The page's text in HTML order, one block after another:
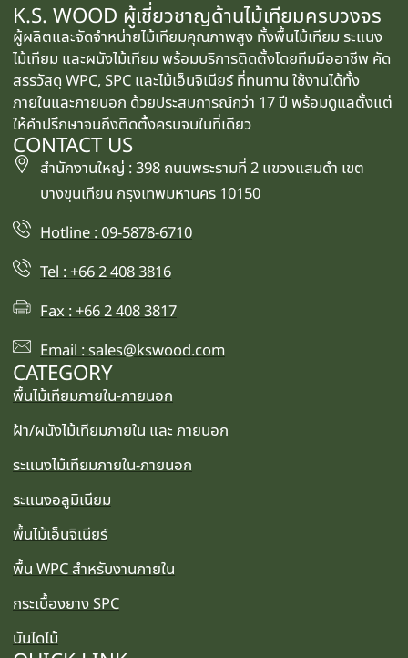
K.S. WOOD ผู้เชี่ยวชาญด้านไม้เทียมครบวงจร
ผู้ผลิตและจัดจำหน่ายไม้เทียมคุณภาพสูง ทั้งพื้นไม้เทียม ระแนง
ไม้เทียม และผนังไม้เทียม พร้อมบริการติดตั้งโดยทีมมืออาชีพ คัด
สรรวัสดุ WPC, SPC และไม้เอ็นจิเนียร์ ที่ทนทาน ใช้งานได้ทั้ง
ภายในและภายนอก ด้วยประสบการณ์กว่า 17 ปี พร้อมดูแลตั้งแต่
ให้คำปรึกษาจนถึงติดตั้งครบจบในที่เดียว
CONTACT US
สำนักงานใหญ่ : 398 ถนนพระรามที่ 2 แขวงแสมดำ เขต
บางขุนเทียน กรุงเทพมหานคร 10150
Hotline : 09-5878-6710
Tel : +66 2 408 3816
Fax : +66 2 408 3817
Email : sales@kswood.com
CATEGORY
พื้นไม้เทียมภายใน-ภายนอก
ฝ้า/ผนังไม้เทียมภายใน และ ภายนอก
ระแนงไม้เทียมภายใน-ภายนอก
ระแนงอลูมิเนียม
พื้นไม้เอ็นจิเนียร์
พื้น WPC สำหรับงานภายใน
กระเบื้องยาง SPC
บันไดไม้